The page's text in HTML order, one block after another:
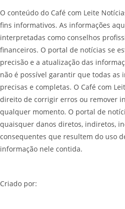
O conteúdo do Café com Leite
fins informativos. As informações
interpretadas como conselhos
financeiros. O portal de notícias se
precisão e a atualização das
não é possível garantir que todas as
precisas e completas. O Café com
direito de corrigir erros ou remover
qualquer momento. O portal de
quaisquer danos diretos, indiretos,
consequentes que resultem do uso
informação nele contida.
Criado por: